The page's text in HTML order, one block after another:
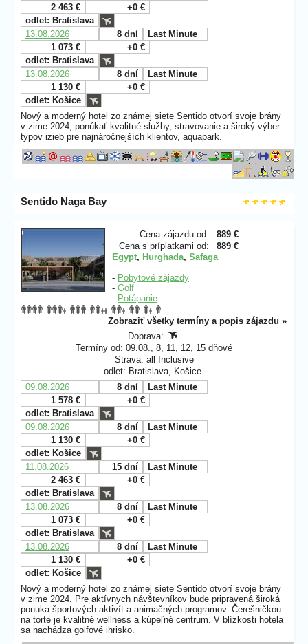
2 463 €
+0 €
odlet: Bratislava
13.08.2026
8 dní
Last Minute
1 073 €
+0 €
odlet: Bratislava
13.08.2026
8 dní
Last Minute
1 130 €
+0 €
odlet: Košice
Nový a moderný hotel zo známej siete Sentido otvorí svoje brány
v zime 2024, ponúkať kvalitné služby, stravovanie a široký výber
typov izieb pre najnáročnejších klientov, aquapark.
Sentido Naga Bay
Cena zájazdu od:
889 €
Cena s príplatkami od:
889 €
Egypt, Hurghada, Safaga
- Pobytové zájazdy
- Golf
- Potápanie
Zobraziť všetky termíny a popis zájazdu »
Doprava:
Termíny od: 09.08., 8, 11, 12, 15 dňové
Strava: all Inclusive
odlet: Bratislava, Košice
09.08.2026
8 dní
Last Minute
1 578 €
+0 €
odlet: Bratislava
09.08.2026
8 dní
Last Minute
1 130 €
+0 €
odlet: Košice
11.08.2026
15 dní
Last Minute
2 463 €
+0 €
odlet: Bratislava
13.08.2026
8 dní
Last Minute
1 073 €
+0 €
odlet: Bratislava
13.08.2026
8 dní
Last Minute
1 130 €
+0 €
odlet: Košice
Nový a moderný hotel zo známej siete Sentido otvorí svoje brány
v zime 2024. Pre aktívnych návštevníkov bude pripravená široká
ponuka športových aktivít a animačných programov. Čerešničkou
na torte je kvalitné wellness a kúpeľné centrum. V blízkosti hotela
sa nachádza golfové ihrisko.